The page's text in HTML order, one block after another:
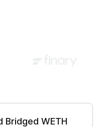
Bridged WETH